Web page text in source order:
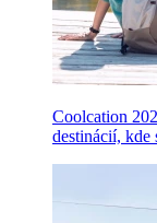
Coolcation
destinácií, kde